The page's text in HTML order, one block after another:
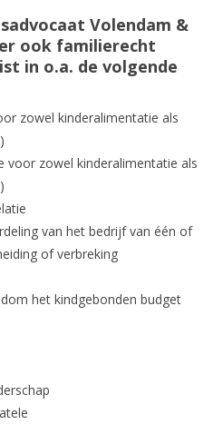
Volendam &
ook familierecht
in o.a. de volgende
zowel kinderalimentatie als
voor zowel kinderalimentatie als
van het bedrijf van één of
of verbreking
het kindgebonden budget